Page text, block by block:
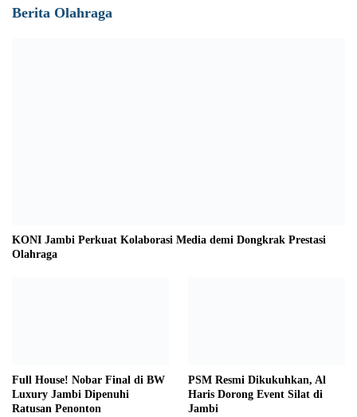
Berita Olahraga
KONI Jambi Perkuat Kolaborasi Media demi Dongkrak Prestasi
Olahraga
Full House! Nobar Final di BW
Luxury Jambi Dipenuhi
Ratusan Penonton
PSM Resmi Dikukuhkan, Al
Haris Dorong Event Silat di
Jambi